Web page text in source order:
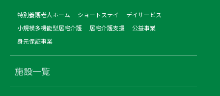
特別養護老人ホーム ショートステイ
デイサービス
小規模多機能型居宅介護
居宅介護支援
公益事業
身元保証事業
施設一覧